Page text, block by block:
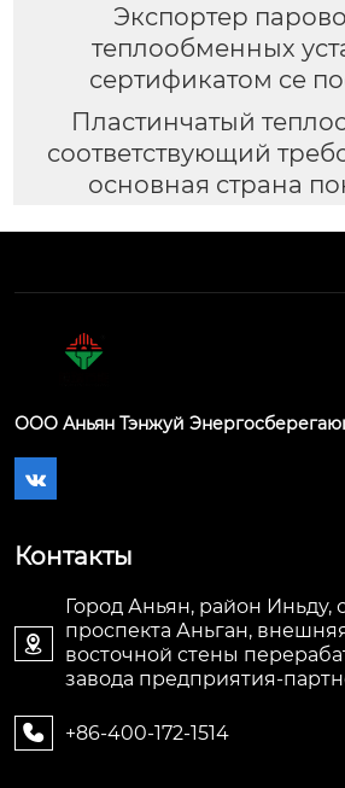
Экспортер
теплообменных
сертификатом ce
Пластинчатый
соответствующий
основная страна
ООО Аньян Тэнжуй

Контакты

Город Аньян, район Иньду,
проспекта Аньган,
восточной стены
завода предприятия-
 +86-400-172-1514